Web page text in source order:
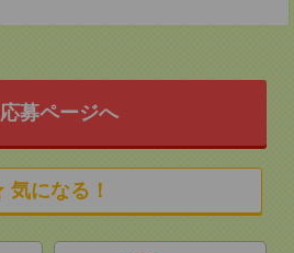
応募ページへ
気になる！